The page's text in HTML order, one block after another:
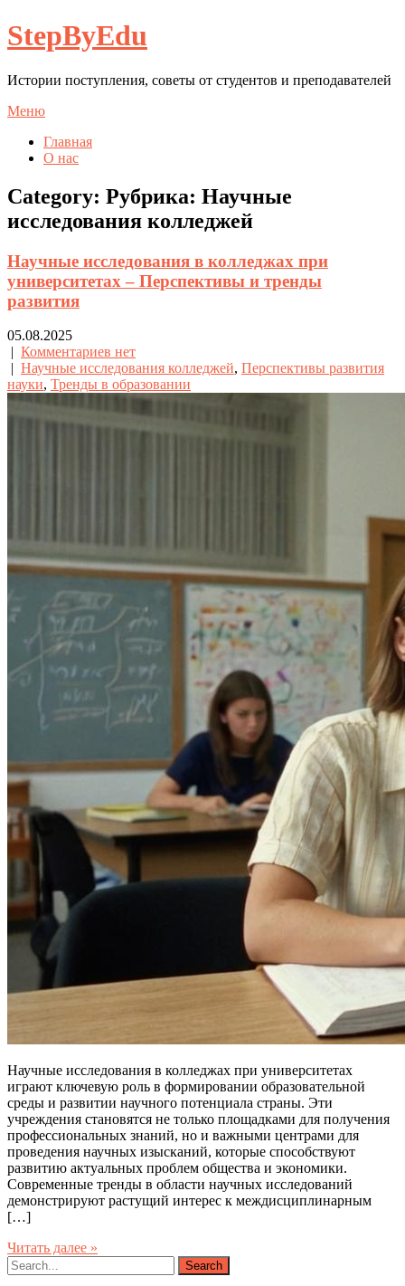
StepByEdu
Истории поступления, советы от студентов и преподавателей
Меню
Главная
О нас
Category: Рубрика: Научные
исследования колледжей
Научные исследования в колледжах при
университетах – Перспективы и тренды
развития
05.08.2025
| Комментариев нет
| Научные исследования колледжей, Перспективы развития
науки, Тренды в образовании
Научные исследования в колледжах при университетах
играют ключевую роль в формировании образовательной
среды и развитии научного потенциала страны. Эти
учреждения становятся не только площадками для получения
профессиональных знаний, но и важными центрами для
проведения научных изысканий, которые способствуют
развитию актуальных проблем общества и экономики.
Современные тренды в области научных исследований
демонстрируют растущий интерес к междисциплинарным
[…]
Читать далее »